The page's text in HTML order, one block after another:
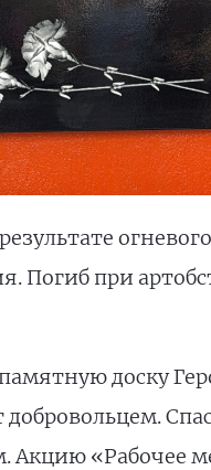
Погиб при
доску
«Рабочее